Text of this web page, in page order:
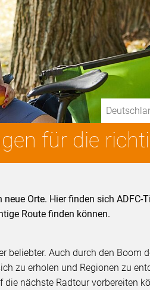
für die
Orte. Hier finden sich ADFC-
Route finden können.
beliebter. Auch durch den Boom
zu erholen und Regionen zu
nächste Radtour vorbereiten